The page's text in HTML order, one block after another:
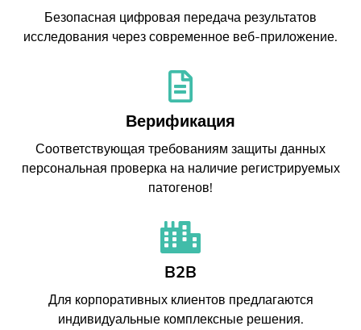
Безопасная цифровая передача результатов
исследования через современное веб-приложение.
Верификация
Соответствующая требованиям защиты данных
персональная проверка на наличие регистрируемых
патогенов!
B2B
Для корпоративных клиентов предлагаются
индивидуальные комплексные решения.